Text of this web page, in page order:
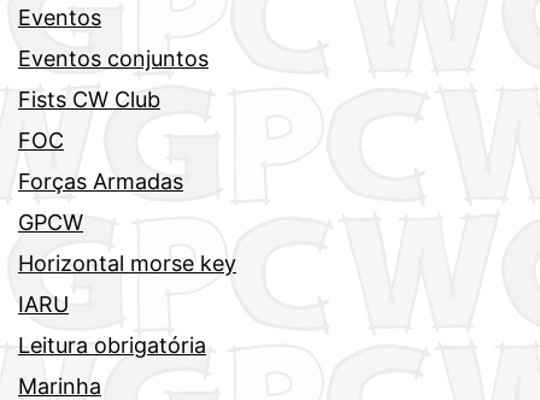
Eventos
Eventos conjuntos
Fists CW Club
FOC
Forças Armadas
GPCW
Horizontal morse key
IARU
Leitura obrigatória
Marinha